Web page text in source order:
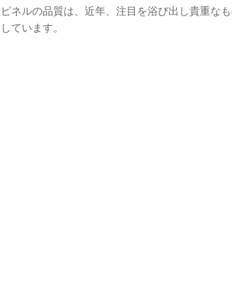
ピネルの品質は、近年、注目を浴び出し貴重な
しています。